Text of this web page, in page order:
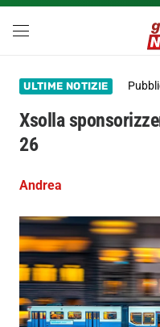
ULTIME NOTIZIE
Xsolla
26
Andrea